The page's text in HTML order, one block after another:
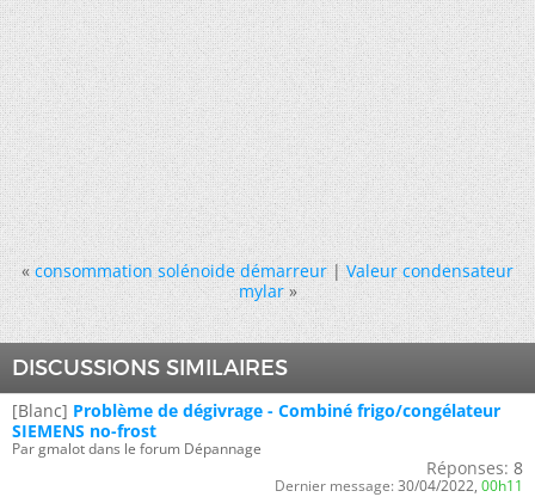
« consommation solénoide démarreur|Valeur condensateur
mylar »
DISCUSSIONS SIMILAIRES
[Blanc] Problème de dégivrage - Combiné frigo/congélateur
SIEMENS no-frost
Par gmalot dans le forum Dépannage
Réponses: 8
Dernier message: 30/04/2022, 00h11